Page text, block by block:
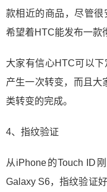
款相近的商品，尽管
希望着HTC能发布一款
大家有信心HTC可以
产生一次转变，而且大
类转变的完成。
4、指纹验证
从iPhone的Touch ID
Galaxy S6，指纹验证